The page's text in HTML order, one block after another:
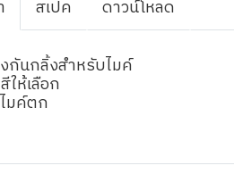
สเปค ดาวน์โหลด
กันกลิ้งสำหรับไมค์
ห้เลือก
มค์ตก